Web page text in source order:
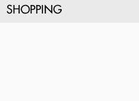
SHOPPING